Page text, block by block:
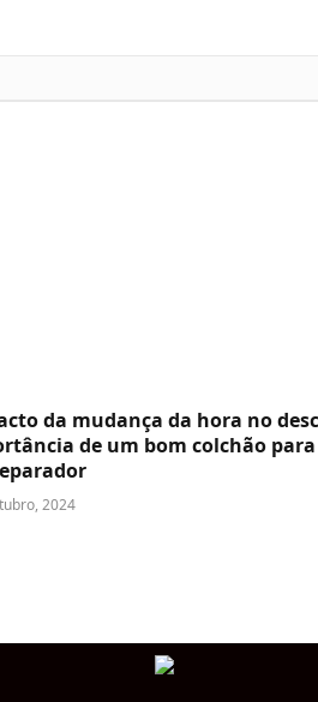
da mudança da hora no
de um bom colchão
2024